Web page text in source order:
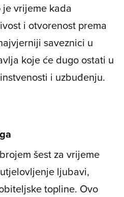
vrijeme kada
i otvorenost prema
saveznici u
koje će dugo ostati u
i uzbuđenju.
šest za vrijeme
ljubavi,
topline. Ovo